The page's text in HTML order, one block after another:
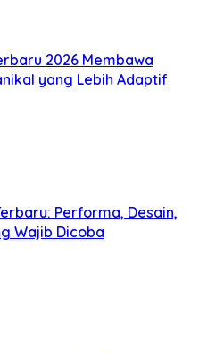
2026 Membawa
yang Lebih Adaptif
Performa, Desain,
Wajib Dicoba